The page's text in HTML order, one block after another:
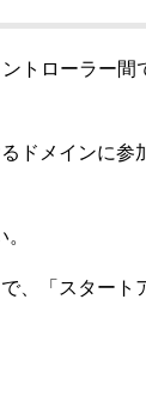
トローラー
ドメインに参
、「スタート